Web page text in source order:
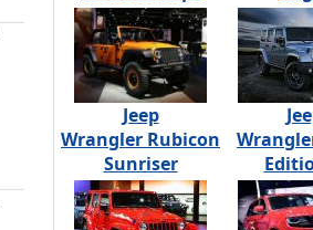
Jeep
Wrangler Rubicon
Sunriser